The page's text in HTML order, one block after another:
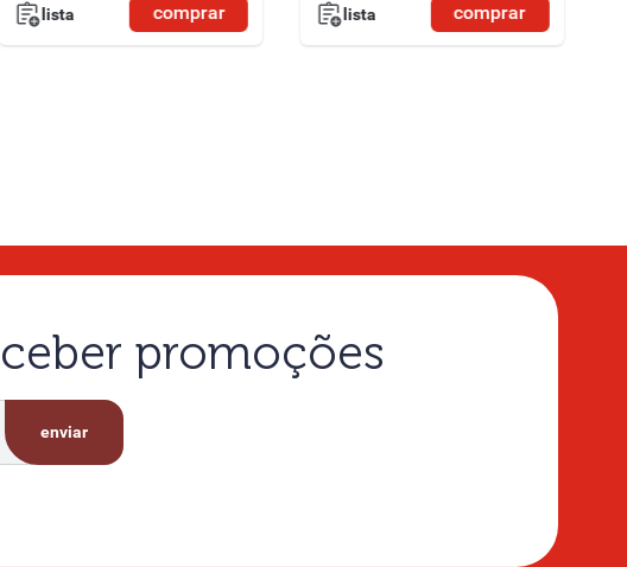
lista comprar lista comprar
promoções
enviar